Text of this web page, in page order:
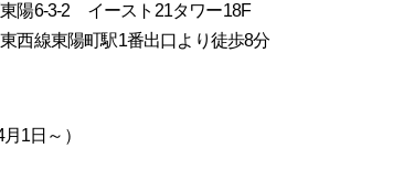
陽6-3-2 イースト21タワー18F
西線東陽町駅1番出口より徒歩8分
1日～）